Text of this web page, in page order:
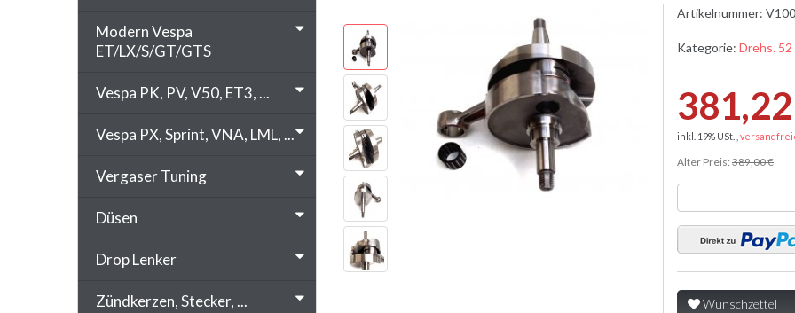
Artikelnummer:
Kategorie: Drehs. 52
inkl. 19% USt. ,
Alter Preis: 389,00 €
Wunschzettel
Modern Vespa
ET/LX/S/GT/GTS
Vespa PK, PV, V50, ET3, ...
Vespa PX, Sprint, VNA, LML, ...
Vergaser Tuning
Düsen
Drop Lenker
Zündkerzen, Stecker, ...